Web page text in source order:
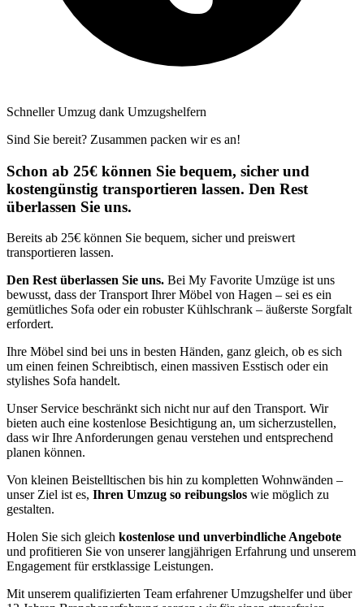
Schneller Umzug dank Umzugshelfern
Sind Sie bereit? Zusammen packen wir es an!
Schon ab 25€ können Sie bequem, sicher und
kostengünstig transportieren lassen. Den Rest
überlassen Sie uns.
Bereits ab 25€ können Sie bequem, sicher und preiswert
transportieren lassen.
Den Rest überlassen Sie uns. Bei My Favorite Umzüge ist uns
bewusst, dass der Transport Ihrer Möbel von Hagen – sei es ein
gemütliches Sofa oder ein robuster Kühlschrank – äußerste Sorgfalt
erfordert.
Ihre Möbel sind bei uns in besten Händen, ganz gleich, ob es sich
um einen feinen Schreibtisch, einen massiven Esstisch oder ein
stylishes Sofa handelt.
Unser Service beschränkt sich nicht nur auf den Transport. Wir
bieten auch eine kostenlose Besichtigung an, um sicherzustellen,
dass wir Ihre Anforderungen genau verstehen und entsprechend
planen können.
Von kleinen Beistelltischen bis hin zu kompletten Wohnwänden –
unser Ziel ist es, Ihren Umzug so reibungslos wie möglich zu
gestalten.
Holen Sie sich gleich kostenlose und unverbindliche Angebote
und profitieren Sie von unserer langjährigen Erfahrung und unserem
Engagement für erstklassige Leistungen.
Mit unserem qualifizierten Team erfahrener Umzugshelfer und über